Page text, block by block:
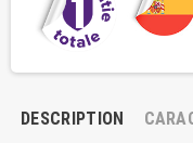
DESCRIPTION